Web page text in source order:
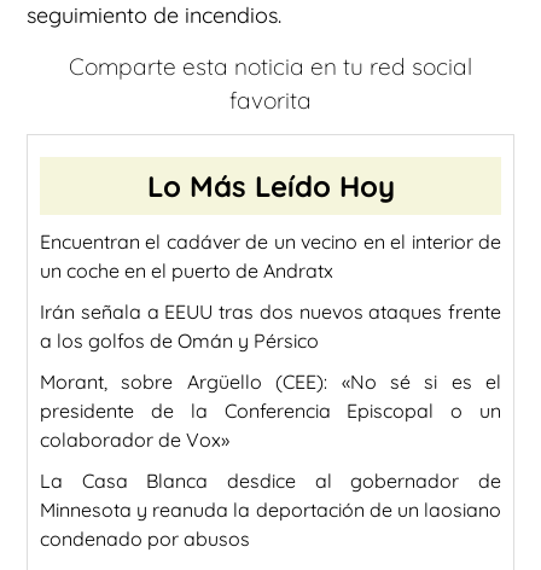
seguimiento de incendios.
Comparte esta noticia en tu red social
favorita
Lo Más Leído Hoy
Encuentran el cadáver de un vecino en el interior de
un coche en el puerto de Andratx
Irán señala a EEUU tras dos nuevos ataques frente
a los golfos de Omán y Pérsico
Morant, sobre Argüello (CEE): «No sé si es el
presidente de la Conferencia Episcopal o un
colaborador de Vox»
La Casa Blanca desdice al gobernador de
Minnesota y reanuda la deportación de un laosiano
condenado por abusos